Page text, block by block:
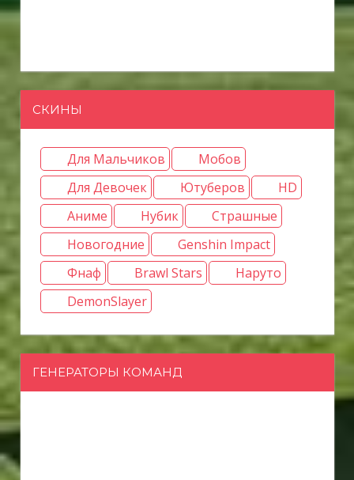
СКИНЫ
Для Мальчиков
Мобов
Для Девочек
Ютуберов
HD
Аниме
Нубик
Страшные
Новогодние
Genshin Impact
Фнаф
Brawl Stars
Наруто
DemonSlayer
ГЕНЕРАТОРЫ КОМАНД